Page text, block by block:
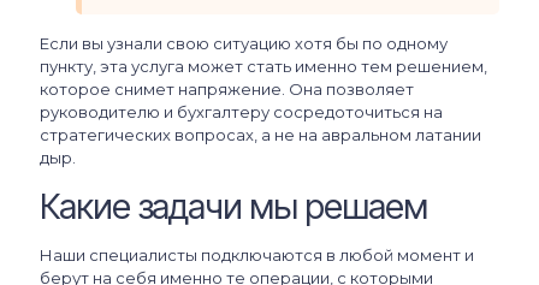
Если вы узнали свою ситуацию хотя бы по одному
пункту, эта услуга может стать именно тем решением,
которое снимет напряжение. Она позволяет
руководителю и бухгалтеру сосредоточиться на
стратегических вопросах, а не на авральном латании
дыр.
Какие задачи мы решаем
Наши специалисты подключаются в любой момент и
берут на себя именно те операции, с которыми